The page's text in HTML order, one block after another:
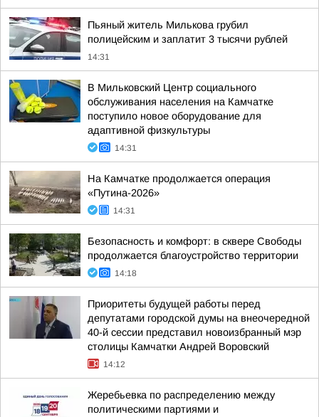
Пьяный житель Милькова грубил
полицейским и заплатит 3 тысячи рублей
14:31
В Мильковский Центр социального
обслуживания населения на Камчатке
поступило новое оборудование для
адаптивной физкультуры
14:31
На Камчатке продолжается операция
«Путина-2026»
14:31
Безопасность и комфорт: в сквере Свободы
продолжается благоустройство территории
14:18
Приоритеты будущей работы перед
депутатами городской думы на внеочередной
40-й сессии представил новоизбранный мэр
столицы Камчатки Андрей Воровский
14:12
Жеребьевка по распределению между
политическими партиями и